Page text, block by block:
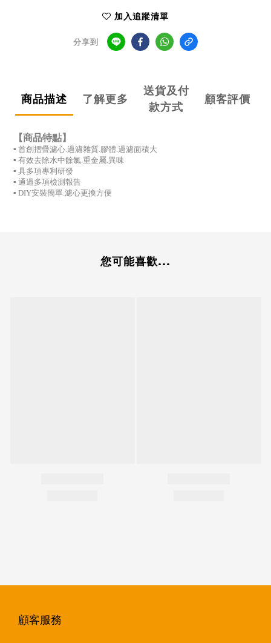
加入追蹤清單
分享到
商品描述 了解更多
送貨及付
款方式
顧客評價
【商品特點】
▪ 首創摺疊濾心.過濾雜質.膠體.過濾面積大
▪ 有效去除水中餘氯.重金屬.異味
▪ 具多項專利研發
▪ 通過多項檢測報告
▪ DIY安裝簡單.濾心更換方便
您可能喜歡...
顧客服務